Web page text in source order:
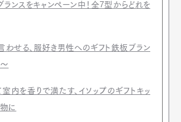
ランスをキャンペーン中！全7型からどれを
言わせる、服好き男性へのギフト鉄板ブラン
内を香りで満たす、イソップのギフトキッ
に